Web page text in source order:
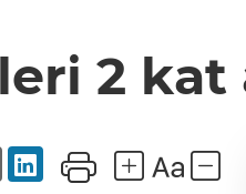
2 kat